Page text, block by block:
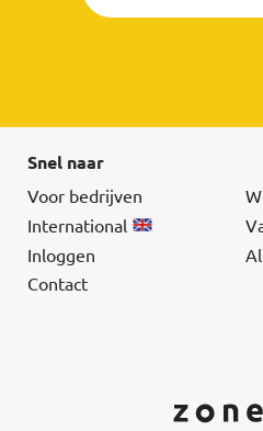
Snel naar
Voor bedrijven
International
Inloggen
Contact